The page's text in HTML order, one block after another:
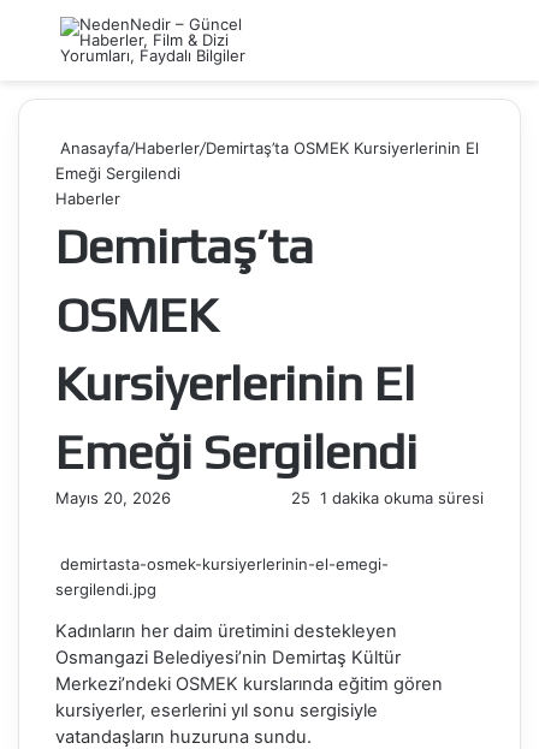
Menü
Anasayfa/Haberler/Demirtaş’ta OSMEK Kursiyerlerinin El
Emeği Sergilendi
Haberler
Demirtaş’ta
OSMEK
Kursiyerlerinin El
Emeği Sergilendi
Mayıs 20, 2026 25 1 dakika okuma süresi
demirtasta-osmek-kursiyerlerinin-el-emegi-
sergilendi.jpg
Kadınların her daim üretimini destekleyen
Osmangazi Belediyesi’nin Demirtaş Kültür
Merkezi’ndeki OSMEK kurslarında eğitim gören
kursiyerler, eserlerini yıl sonu sergisiyle
vatandaşların huzuruna sundu.